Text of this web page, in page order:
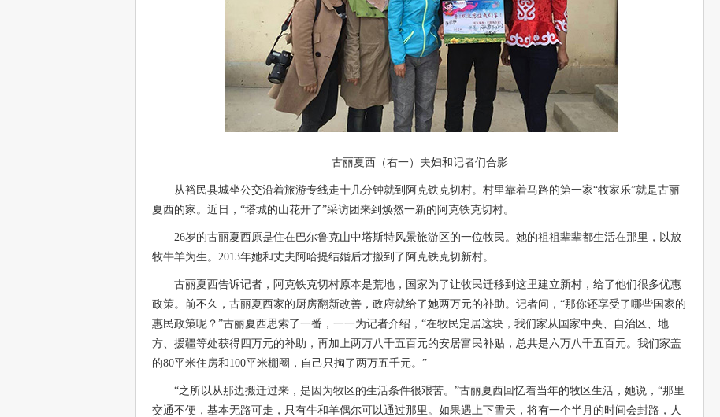
古丽夏西（右一）夫妇和记者们合影
从裕民县城坐公交沿着旅游专线走十几分钟就到阿克铁克切村。村里靠着马路的第一家“牧家乐”就是古丽
夏西的家。近日，“塔城的山花开了”采访团来到焕然一新的阿克铁克切村。
26岁的古丽夏西原是住在巴尔鲁克山中塔斯特风景旅游区的一位牧民。她的祖祖辈辈都生活在那里，以放
牧牛羊为生。2013年她和丈夫阿哈提结婚后才搬到了阿克铁克切新村。
古丽夏西告诉记者，阿克铁克切村原本是荒地，国家为了让牧民迁移到这里建立新村，给了他们很多优惠
政策。前不久，古丽夏西家的厨房翻新改善，政府就给了她两万元的补助。记者问，“那你还享受了哪些国家的
惠民政策呢？”古丽夏西思索了一番，一一为记者介绍，“在牧民定居这块，我们家从国家中央、自治区、地
方、援疆等处获得四万元的补助，再加上两万八千五百元的安居富民补贴，总共是六万八千五百元。我们家盖
的80平米住房和100平米棚圈，自己只掏了两万五千元。”
“之所以从那边搬迁过来，是因为牧区的生活条件很艰苦。”古丽夏西回忆着当年的牧区生活，她说，“那里
交通不便，基本无路可走，只有牛和羊偶尔可以通过那里。如果遇上下雪天，将有一个半月的时间会封路，人